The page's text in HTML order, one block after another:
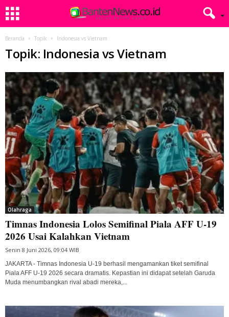
Beranda Topik Indonesia vs Vietnam
Topik: Indonesia vs Vietnam
Olahraga
Timnas Indonesia Lolos Semifinal Piala AFF U-19
2026 Usai Kalahkan Vietnam
Senin 8 Juni 2026, 09:04 WIB
JAKARTA - Timnas Indonesia U-19 berhasil mengamankan tiket semifinal
Piala AFF U-19 2026 secara dramatis. Kepastian ini didapat setelah Garuda
Muda menumbangkan rival abadi mereka,...